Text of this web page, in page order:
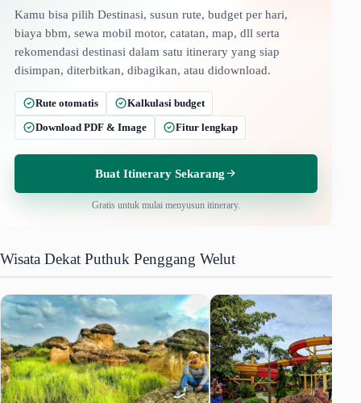
Kamu bisa pilih Destinasi, susun rute, budget per hari,
biaya bbm, sewa mobil motor, catatan, map, dll serta
rekomendasi destinasi dalam satu itinerary yang siap
disimpan, diterbitkan, dibagikan, atau didownload.
Rute otomatis
Kalkulasi budget
Download PDF & Image
Fitur lengkap
Buat Itinerary Sekarang
Gratis untuk mulai menyusun itinerary.
Wisata Dekat Puthuk Penggang Welut